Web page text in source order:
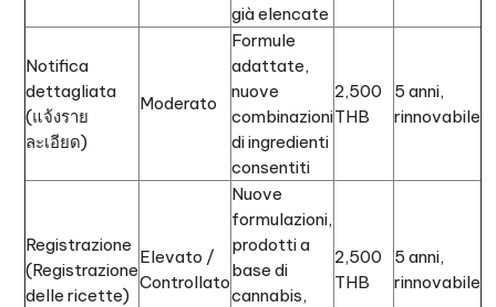
già elencate
Notifica
dettagliata
(แจ้งราย
ละเอียด)
Moderato
Formule
adattate,
nuove
combinazioni
di ingredienti
consentiti
2,500
THB
5 anni,
rinnovabile
Registrazione
(Registrazione
delle ricette)
Elevato /
Controllato
Nuove
formulazioni,
prodotti a
base di
cannabis,
2,500
THB
5 anni,
rinnovabile